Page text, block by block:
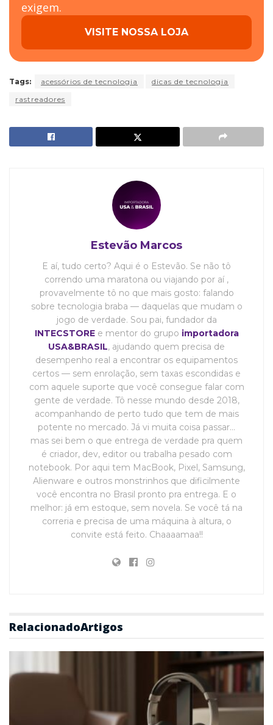
exigem.
VISITE NOSSA LOJA
Tags: acessórios de tecnologia
dicas de tecnologia
rastreadores
Estevão Marcos
E aí, tudo certo? Aqui é o Estevão. Se não tô
correndo uma maratona ou viajando por aí ,
provavelmente tô no que mais gosto: falando
sobre tecnologia braba — daquelas que mudam o
jogo de verdade. Sou pai, fundador da
INTECSTOREe mentor do grupo importadora
USA&BRASIL, ajudando quem precisa de
desempenho real a encontrar os equipamentos
certos — sem enrolação, sem taxas escondidas e
com aquele suporte que você consegue falar com
gente de verdade. Tô nesse mundo desde 2018,
acompanhando de perto tudo que tem de mais
potente no mercado. Já vi muita coisa passar…
mas sei bem o que entrega de verdade pra quem
é criador, dev, editor ou trabalha pesado com
notebook. Por aqui tem MacBook, Pixel, Samsung,
Alienware e outros monstrinhos que dificilmente
você encontra no Brasil pronto pra entrega. E o
melhor: já em estoque, sem novela. Se você tá na
correria e precisa de uma máquina à altura, o
convite está feito. Chaaaamaa!!
RelacionadoArtigos